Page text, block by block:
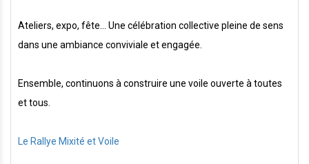
Ateliers, expo, fête... Une célébration collective pleine de sens
dans une ambiance conviviale et engagée.
Ensemble, continuons à construire une voile ouverte à toutes
et tous.
Le Rallye Mixité et Voile